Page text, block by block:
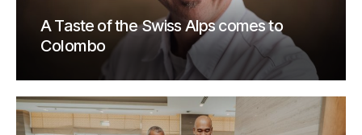
A Taste of the Swiss Alps comes to
Colombo